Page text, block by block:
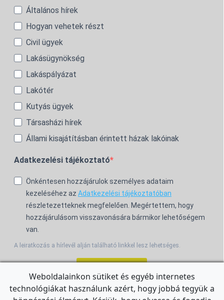
Általános hírek
Hogyan vehetek részt
Civil ügyek
Lakásügynökség
Lakáspályázat
Lakótér
Kutyás ügyek
Társasházi hírek
Állami kisajátításban érintett házak lakóinak
Adatkezelési tájékoztató
Önkéntesen hozzájárulok személyes adataim
kezeléséhez az Adatkezelési tájékoztatóban
részletezetteknek megfelelően. Megértettem, hogy
hozzájárulásom visszavonására bármikor lehetőségem
van.
A leiratkozás a hírlevél alján található linkkel lesz lehetséges.
For the English Newsletter, clickHERE.
Weboldalainkon sütiket és egyéb internetes
technológiákat használunk azért, hogy jobbá tegyük a